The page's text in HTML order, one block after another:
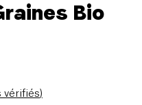
Bio
vérifiés)